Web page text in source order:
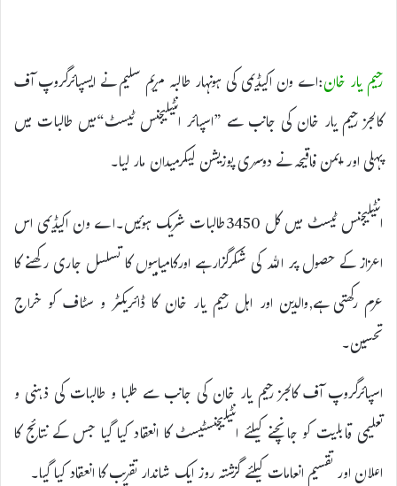
رحیم یار خان:اے ون اکیڈیمی کی ہونہار طالبہ مریم سلیم نے ایسپائرگروپ آف
کالجز رحیم یار خان کی جانب سے ”اسپائر انٹیلیجنس ٹیسٹ“میں طالبات میں
پہلی اور ایمن فاقیحہ نے دوسری پوزیشن لیکرمیدان مار لیا۔
انٹیلیجنس ٹیسٹ میں کل 3450طالبات شریک ہوئیں۔اے ون اکیڈیمی اس
اعزاز کے حصول پر اللہ کی شکرگزارہے اورکامیابیوں کا تسلسل جاری رکھنے کا
عزم رکھتی ہے,والدین اور اہل رحیم یار خان کا ڈائریکٹر و سٹاف کو خراج
تحسین۔
اسپائرگروپ آف کالجز رحیم یار خان کی جانب سے طلبا و طالبات کی ذہنی و
تعلیمی قابلیت کو جانچنے کیلئے انٹیلیجنسٹیسٹ کا انعقاد کیا گیا جس کے نتائج کا
اعلان اور تقسیم انعامات کیلئے گزشتہ روز ایک شاندار تقریب کا انعقاد کیا گیا۔